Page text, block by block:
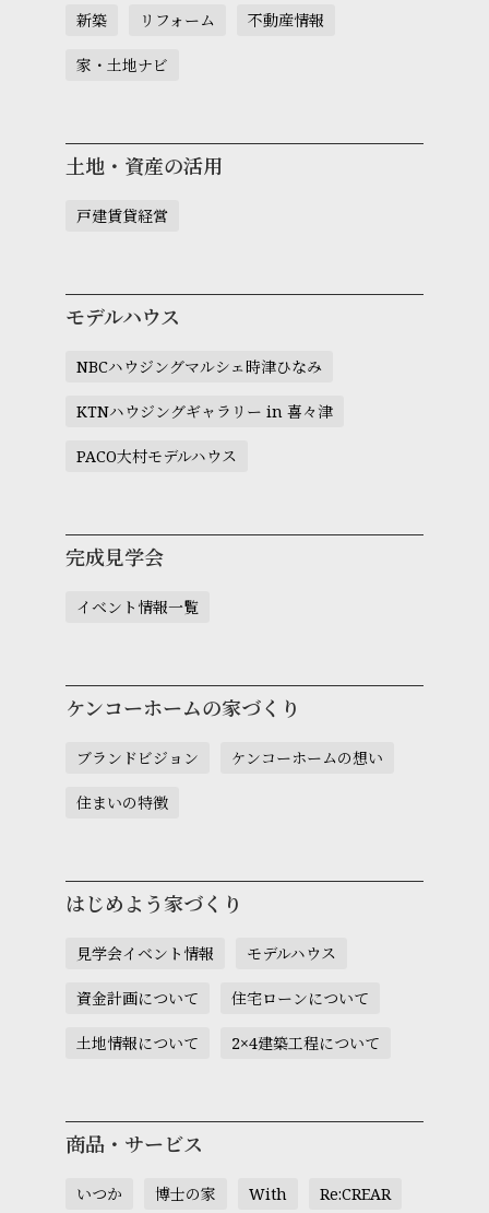
新築 リフォーム 不動産情報
家・土地ナビ
土地・資産の活用
戸建賃貸経営
モデルハウス
NBCハウジングマルシェ時津ひなみ
KTNハウジングギャラリー in 喜々津
PACO大村モデルハウス
完成見学会
イベント情報一覧
ケンコーホームの家づくり
ブランドビジョン ケンコーホームの想い
住まいの特徴
はじめよう家づくり
見学会イベント情報 モデルハウス
資金計画について 住宅ローンについて
土地情報について 2×4建築工程について
商品・サービス
いつか 博士の家 With Re:CREAR